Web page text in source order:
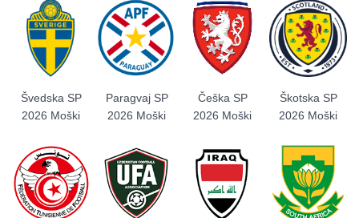
Švedska SP
2026 Moški
Paragvaj SP
2026 Moški
Češka SP
2026 Moški
Škotska SP
2026 Moški